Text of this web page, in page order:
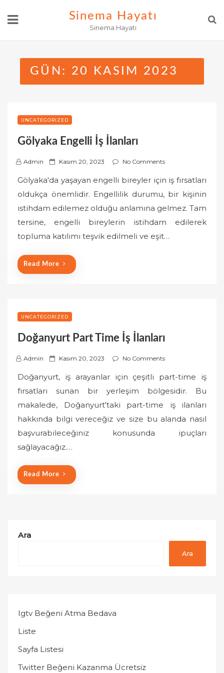
Sinema Hayatı
Sinema Hayatı
GÜN: 20 KASIM 2023
UNCATEGORIZED
Gölyaka Engelli İş İlanları
Admin
P
s
t
e
d
o
Kasım 20, 2023 No Comments
Gölyaka'da yaşayan engelli bireyler için iş fırsatları
oldukça önemlidir. Engellilik durumu, bir kişinin
istihdam edilemez olduğu anlamına gelmez. Tam
tersine, engelli bireylerin istihdam edilerek
topluma katılımı teşvik edilmeli ve eşit…
Read More
UNCATEGORIZED
Doğanyurt Part Time İş İlanları
Admin
P
s
t
e
d
o
Kasım 20, 2023 No Comments
Doğanyurt, iş arayanlar için çeşitli part-time iş
fırsatları sunan bir yerleşim bölgesidir. Bu
makalede, Doğanyurt'taki part-time iş ilanları
hakkında bilgi vereceğiz ve size bu alanda nasıl
başvurabileceğiniz konusunda ipuçları
sağlayacağız.…
Read More
Ara
Ara
Igtv Beğeni Atma Bedava
Liste
Sayfa Listesi
Twitter Beğeni Kazanma Ücretsiz